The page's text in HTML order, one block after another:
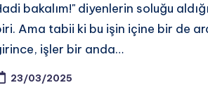
bakalım!" diyenlerin soluğu
Ama tabii ki bu işin içine bir de
işler bir anda…
23/03/2025